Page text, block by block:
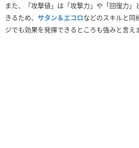
また、「攻撃値」は「攻撃力」や「回復力」
きるため、 サタン＆エコロなどのスキルと同
ジでも効果を発揮できるところも強みと言え